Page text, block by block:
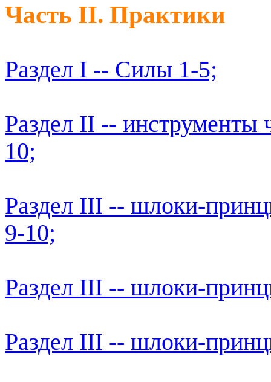
Часть II. Практики
Раздел I -- Силы 1-5;
Раздел II -- инструменты
10;
Раздел III -- шлоки-
9-10;
Раздел III -- шлоки-
Раздел III -- шлоки-